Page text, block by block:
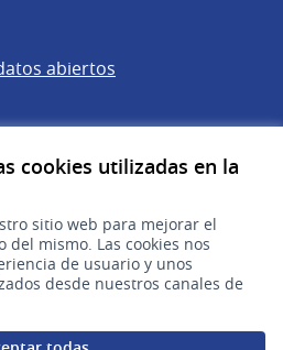
cookies utilizadas en la
sitio web para mejorar el
mismo. Las cookies nos
de usuario y unos
desde nuestros canales de
abiertos
gub.uy
(Enlace externo)
Oriental del Uruguay